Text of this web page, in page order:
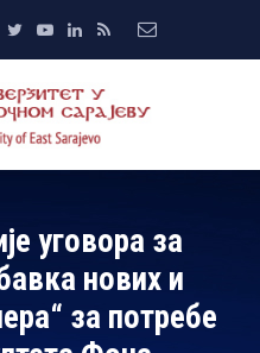
уговора за
нових и
за потребе